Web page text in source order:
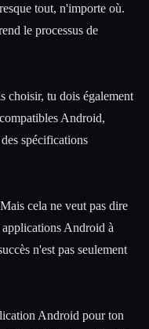
tout, n'importe où.
le processus de
choisir, tu dois également
Android,
spécifications
cela ne veut pas dire
applications Android à
n'est pas seulement
Android pour ton